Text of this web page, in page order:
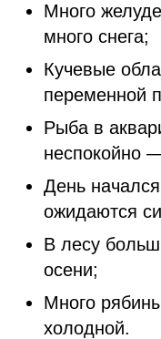
Много
много снега;
Кучевые
переменной
Рыба в
неспокойно
День
ожидаются
В лесу
осени;
Много
холодной.